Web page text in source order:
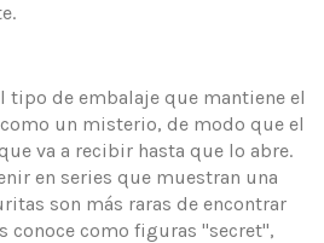
tipo de embalaje que mantiene el
un misterio, de modo que el
va a recibir hasta que lo abre.
en series que muestran una
son más raras de encontrar
conoce como figuras "secret",